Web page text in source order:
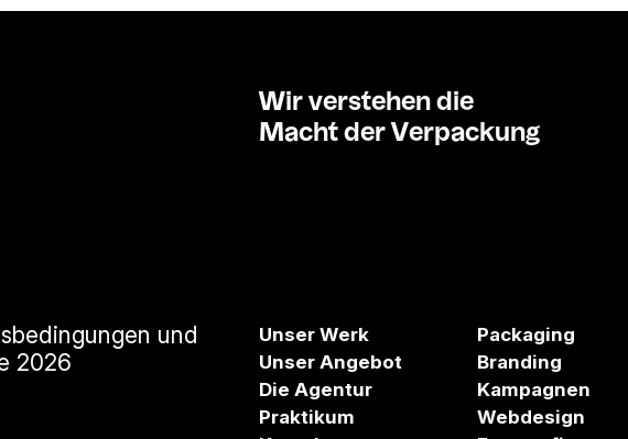
Wir verstehen die
Macht der Verpackung
und
2026
Unser Werk
Unser Angebot
Die Agentur
Praktikum
Packaging
Branding
Kampagnen
Webdesign